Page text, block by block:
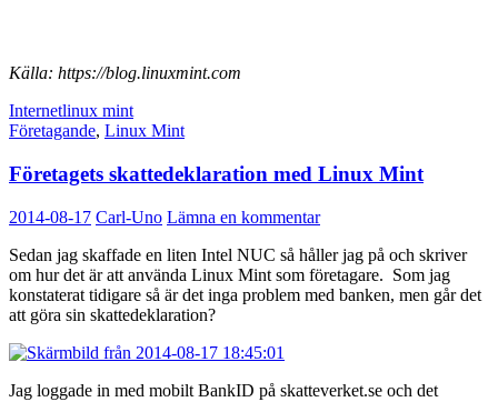
Källa: https://blog.linuxmint.com
Internetlinux mint
Företagande, Linux Mint
Företagets skattedeklaration med Linux Mint
2014-08-17 Carl-Uno Lämna en kommentar
Sedan jag skaffade en liten Intel NUC så håller jag på och skriver
om hur det är att använda Linux Mint som företagare. Som jag
konstaterat tidigare så är det inga problem med banken, men går det
att göra sin skattedeklaration?
Jag loggade in med mobilt BankID på skatteverket.se och det